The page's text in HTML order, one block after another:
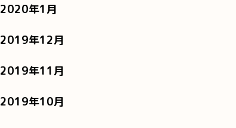
2020年1月
2019年12月
2019年11月
2019年10月